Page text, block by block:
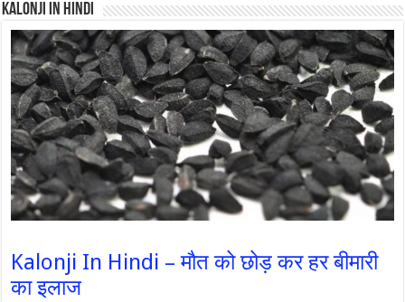
Kalonji In Hindi
Kalonji In Hindi – मौत को छोड़ कर हर बीमारी
का इलाज